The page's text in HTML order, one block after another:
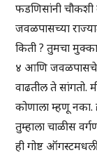
फडणिसांनी चौकशी
जवळपासच्या
किती ? तुमचा
४ आणि जवळपासचे
वाढतील ते सांगतो.
कोणाला म्हणू नका.
तुम्हाला चाळीस
ही गोष्ट